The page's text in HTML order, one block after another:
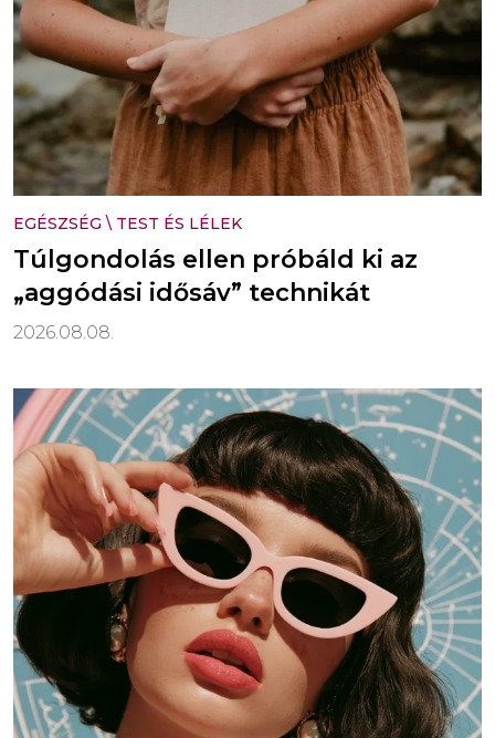
EGÉSZSÉG \ TEST ÉS LÉLEK
Túlgondolás ellen próbáld ki az
„aggódási idősáv” technikát
2026.08.08.